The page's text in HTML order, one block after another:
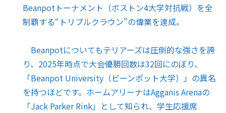
Beanpotトーナメント（ボストン4大学対抗戦）を全
制覇する“トリプルクラウン”の偉業を達成。
Beanpotについてもテリアーズは圧倒的な強さを誇
り、2025年時点で大会優勝回数は32回にのぼり、
「Beanpot University（ビーンポット大学）」の異名
を持つほどです。ホームアリーナはAgganis Arenaの
「Jack Parker Rink」として知られ、学生応援席